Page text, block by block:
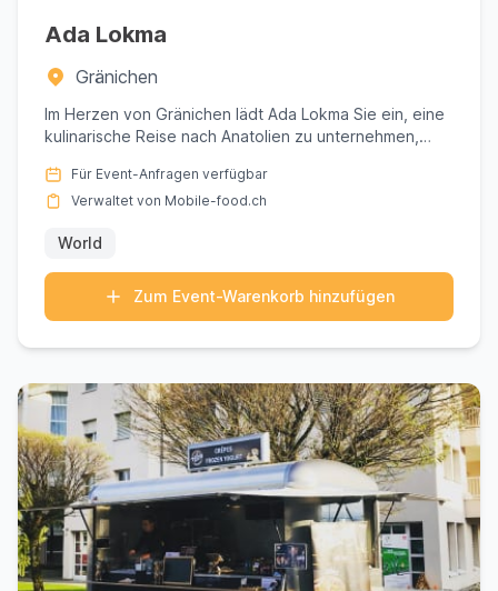
Ada Lokma
Gränichen
Im Herzen von Gränichen lädt Ada Lokma Sie ein, eine
kulinarische Reise nach Anatolien zu unternehmen,
Für Event-Anfragen verfügbar
Verwaltet von Mobile-food.ch
World
Zum Event-Warenkorb hinzufügen